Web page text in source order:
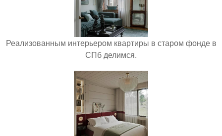
Реализованным интерьером квартиры в старом фонде в
СПб делимся.